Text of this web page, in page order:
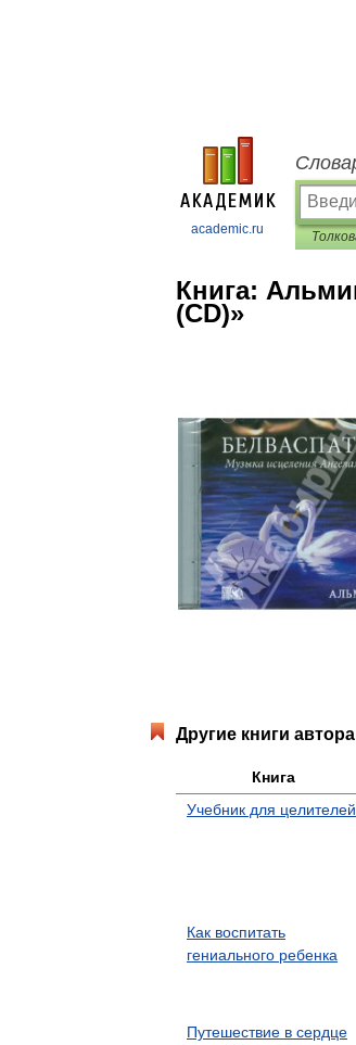
academic.ru
Книга:
(CD)»
Другие книги
Книга
Учебник для целителей
Как воспитать
гениального ребенка
Путешествие в сердце